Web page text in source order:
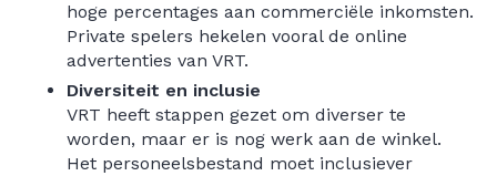
hoge percentages aan commerciële inkomsten.
Private spelers hekelen vooral de online
advertenties van VRT.
Diversiteit en inclusie
VRT heeft stappen gezet om diverser te
worden, maar er is nog werk aan de winkel.
Het personeelsbestand moet inclusiever